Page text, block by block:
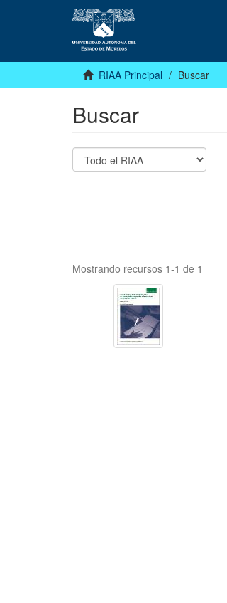
RIAA Principal Buscar
Buscar
Mostrando recursos 1-1 de 1